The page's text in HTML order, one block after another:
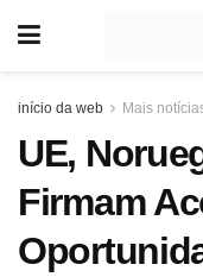
início da web Mais
UE,
Firmam